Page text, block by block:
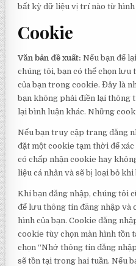
bất kỳ dữ liệu vị trí nào từ
Cookie
Văn bản đề xuất:Nếu bạn để
chúng tôi, bạn có thể chọn lưu
của bạn trong cookie. Đây là
bạn không phải điền lại thông
lại bình luận khác. Những
Nếu bạn truy cập trang đăng
đặt một cookie tạm thời để
có chấp nhận cookie hay
liệu cá nhân và sẽ bị loại bỏ
Khi bạn đăng nhập, chúng tôi
để lưu thông tin đăng nhập và
hình của bạn. Cookie đăng
cookie tùy chọn màn hình tồn
chọn “Nhớ thông tin đăng
sẽ tồn tại trong hai tuần. Nếu